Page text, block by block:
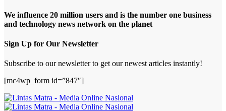
We influence 20 million users and is the number one business
and technology news network on the planet
Sign Up for Our Newsletter
Subscribe to our newsletter to get our newest articles instantly!
[mc4wp_form id=”847″]